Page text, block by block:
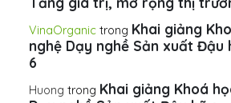
VinaOrganic trong Khai giảng
nghệ Dạy nghề Sản xuất Đậu
6
Huong trong Khai giảng Khoá